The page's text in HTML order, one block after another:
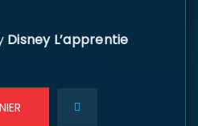
Disney L’apprentie